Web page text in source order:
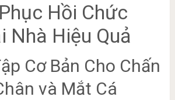
Hồi Chức
Nhà Hiệu Quả
Cơ Bản Cho Chấn
và Mắt Cá